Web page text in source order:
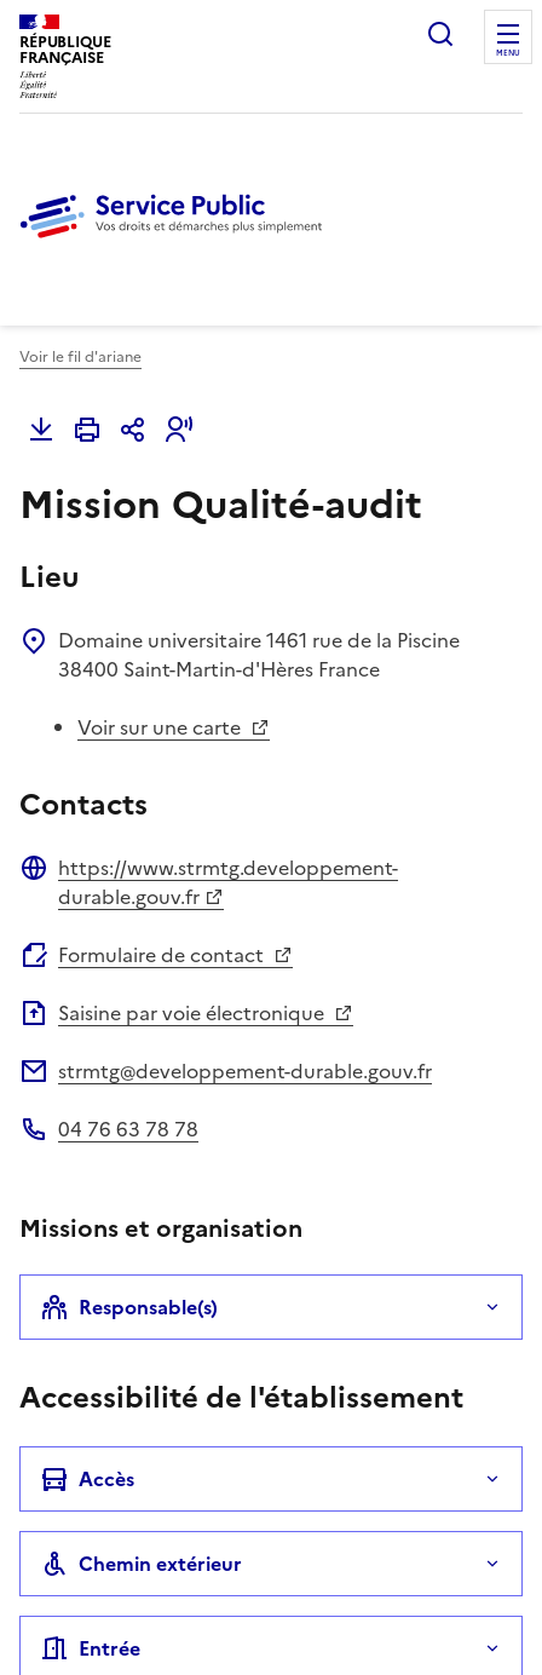
RÉPUBLIQUE
FRANÇAISE
Ouvrir
MENU
Voir le fil d'ariane
Mission Qualité-audit
Lieu
Domaine universitaire1461 rue de la Piscine
38400 Saint-Martin-d'Hères France
Voir sur une carte
Contacts
Site web
https://www.strmtg.developpement-
durable.gouv.fr
Formulaire de contact
Saisine par voie électronique
strmtg@developpement-durable.gouv.fr
04 76 63 78 78
Missions et organisation
Responsable(s)
Accessibilité de l'établissement
Accès
Chemin extérieur
Entrée